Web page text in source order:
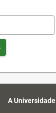
A Universidade